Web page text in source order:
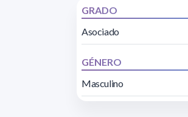
GRADO
Asociado
GÉNERO
Masculino